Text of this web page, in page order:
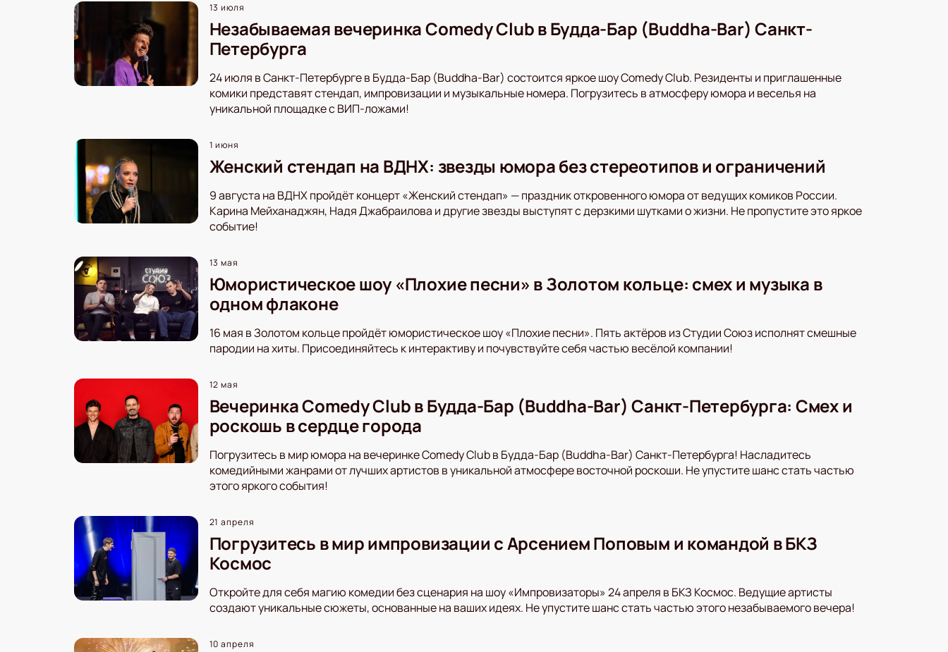
13 июля
Незабываемая вечеринка Comedy Club в Будда-Бар (Buddha-Bar) Санкт-
Петербурга
24 июля в Санкт-Петербурге в Будда-Бар (Buddha-Bar) состоится яркое шоу Comedy Club. Резиденты и приглашенные
комики представят стендап, импровизации и музыкальные номера. Погрузитесь в атмосферу юмора и веселья на
уникальной площадке с ВИП-ложами!
1 июня
Женский стендап на ВДНХ: звезды юмора без стереотипов и ограничений
9 августа на ВДНХ пройдёт концерт «Женский стендап» — праздник откровенного юмора от ведущих комиков России.
Карина Мейханаджян, Надя Джабраилова и другие звезды выступят с дерзкими шутками о жизни. Не пропустите это яркое
событие!
13 мая
Юмористическое шоу «Плохие песни» в Золотом кольце: смех и музыка в
одном флаконе
16 мая в Золотом кольце пройдёт юмористическое шоу «Плохие песни». Пять актёров из Студии Союз исполнят смешные
пародии на хиты. Присоединяйтесь к интерактиву и почувствуйте себя частью весёлой компании!
12 мая
Вечеринка Comedy Club в Будда-Бар (Buddha-Bar) Санкт-Петербурга: Смех и
роскошь в сердце города
Погрузитесь в мир юмора на вечеринке Comedy Club в Будда-Бар (Buddha-Bar) Санкт-Петербурга! Насладитесь
комедийными жанрами от лучших артистов в уникальной атмосфере восточной роскоши. Не упустите шанс стать частью
этого яркого события!
21 апреля
Погрузитесь в мир импровизации с Арсением Поповым и командой в БКЗ
Космос
Откройте для себя магию комедии без сценария на шоу «Импровизаторы» 24 апреля в БКЗ Космос. Ведущие артисты
создают уникальные сюжеты, основанные на ваших идеях. Не упустите шанс стать частью этого незабываемого вечера!
10 апреля